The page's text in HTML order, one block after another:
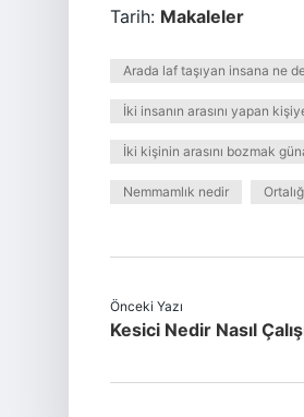
Tarih: Makaleler
Arada laf taşıyan insana ne
İki insanın arasını yapan
İki kişinin arasını bozmak
Nemmamlık nedir
Önceki Yazı
Kesici Nedir Nasıl